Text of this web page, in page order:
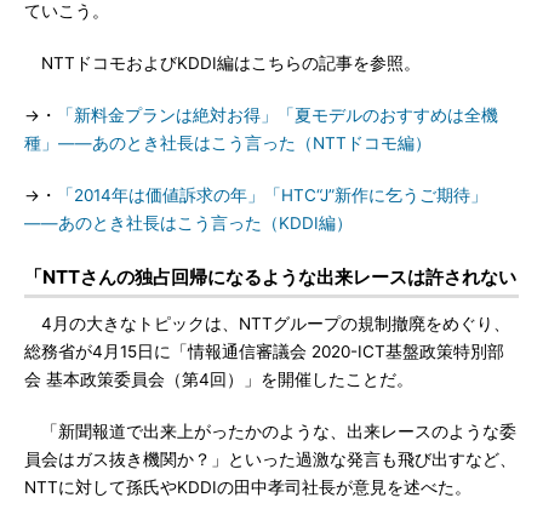
ていこう。
NTTドコモおよびKDDI編はこちらの記事を参照。
→・
「新料金プランは絶対お得」「夏モデルのおすすめは全機
種」――あのとき社長はこう言った（NTTドコモ編）
→・
「2014年は価値訴求の年」「HTC“J”新作に乞うご期待」
――あのとき社長はこう言った（KDDI編）
「NTTさんの独占回帰になるような出来レースは許されない
4月の大きなトピックは、NTTグループの規制撤廃をめぐり、
総務省が4月15日に「情報通信審議会 2020-ICT基盤政策特別部
会 基本政策委員会（第4回）」を開催したことだ。
「新聞報道で出来上がったかのような、出来レースのような委
員会はガス抜き機関か？」といった過激な発言も飛び出すなど、
NTTに対して孫氏やKDDIの田中孝司社長が意見を述べた。